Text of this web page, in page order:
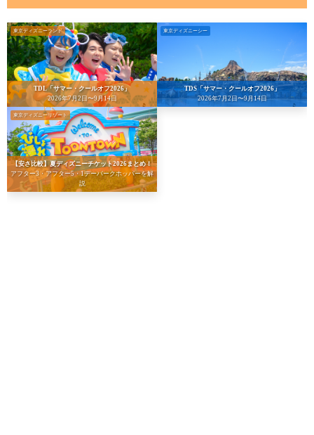
東京ディズニーランド
TDL「サマー・クールオフ2026」
2026年7月2日〜9月14日
東京ディズニーシー
TDS「サマー・クールオフ2026」
2026年7月2日〜9月14日
東京ディズニーリゾート
【安さ比較】夏ディズニーチケット2026まとめ！
アフター3・アフター5・1デーパークホッパーを解
説